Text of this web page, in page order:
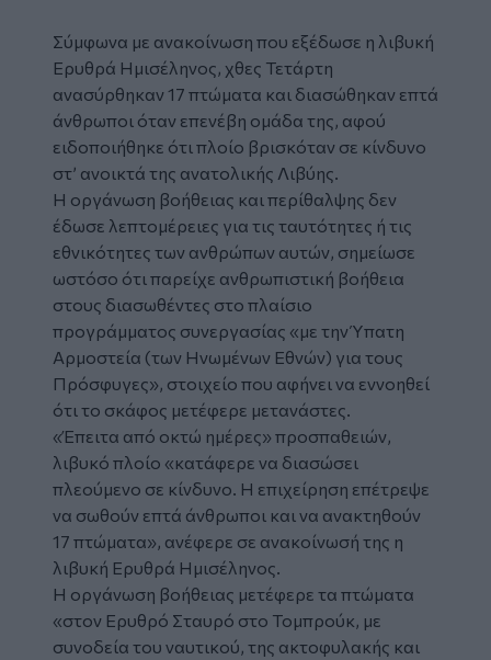
Σύμφωνα με ανακοίνωση που εξέδωσε η λιβυκή
Ερυθρά Ημισέληνος, χθες Τετάρτη
ανασύρθηκαν 17 πτώματα και διασώθηκαν επτά
άνθρωποι όταν επενέβη ομάδα της, αφού
ειδοποιήθηκε ότι πλοίο βρισκόταν σε κίνδυνο
στ’ ανοικτά της ανατολικής Λιβύης.
Η οργάνωση βοήθειας και περίθαλψης δεν
έδωσε λεπτομέρειες για τις ταυτότητες ή τις
εθνικότητες των ανθρώπων αυτών, σημείωσε
ωστόσο ότι παρείχε ανθρωπιστική βοήθεια
στους διασωθέντες στο πλαίσιο
προγράμματος συνεργασίας «με την Ύπατη
Αρμοστεία (των Ηνωμένων Εθνών) για τους
Πρόσφυγες», στοιχείο που αφήνει να εννοηθεί
ότι το σκάφος μετέφερε μετανάστες.
«Έπειτα από οκτώ ημέρες» προσπαθειών,
λιβυκό πλοίο «κατάφερε να διασώσει
πλεούμενο σε κίνδυνο. Η επιχείρηση επέτρεψε
να σωθούν επτά άνθρωποι και να ανακτηθούν
17 πτώματα», ανέφερε σε ανακοίνωσή της η
λιβυκή Ερυθρά Ημισέληνος.
Η οργάνωση βοήθειας μετέφερε τα πτώματα
«στον Ερυθρό Σταυρό στο Τομπρούκ, με
συνοδεία του ναυτικού, της ακτοφυλακής και